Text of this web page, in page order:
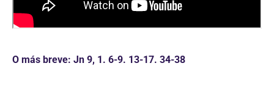
O más breve: Jn 9, 1. 6-9. 13-17. 34-38